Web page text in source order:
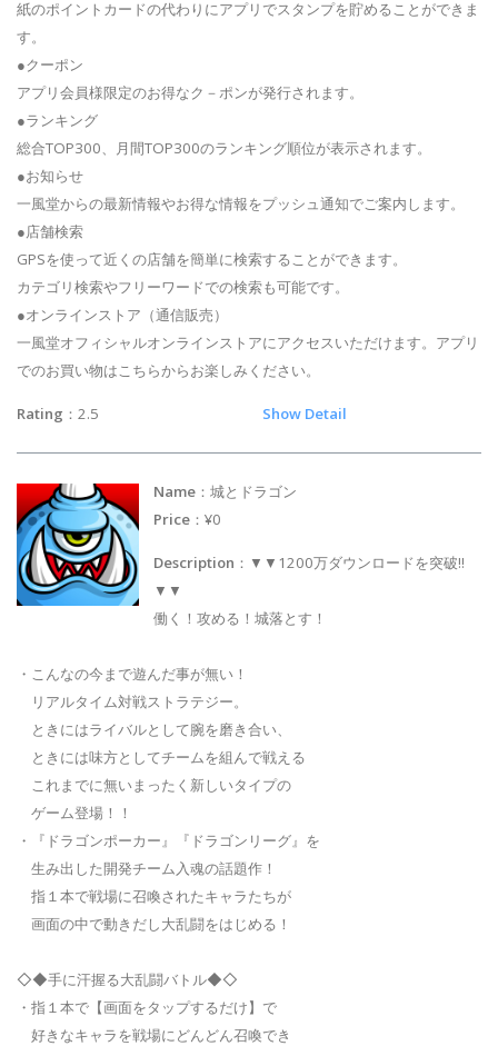
紙のポイントカードの代わりにアプリでスタンプを貯めることができま
す。
●クーポン
アプリ会員様限定のお得なク－ポンが発行されます。
●ランキング
総合TOP300、月間TOP300のランキング順位が表示されます。
●お知らせ
一風堂からの最新情報やお得な情報をプッシュ通知でご案内します。
●店舗検索
GPSを使って近くの店舗を簡単に検索することができます。
カテゴリ検索やフリーワードでの検索も可能です。
●オンラインストア（通信販売）
一風堂オフィシャルオンラインストアにアクセスいただけます。アプリ
でのお買い物はこちらからお楽しみください。
Rating ：2.5 Show Detail
Name ：城とドラゴン
Price ：¥0
Description ：▼▼1200万ダウンロードを突破!!
▼▼
働く！攻める！城落とす！
・こんなの今まで遊んだ事が無い！
リアルタイム対戦ストラテジー。
ときにはライバルとして腕を磨き合い、
ときには味方としてチームを組んで戦える
これまでに無いまったく新しいタイプの
ゲーム登場！！
・『ドラゴンポーカー』『ドラゴンリーグ』を
生み出した開発チーム入魂の話題作！
指１本で戦場に召喚されたキャラたちが
画面の中で動きだし大乱闘をはじめる！
◇◆手に汗握る大乱闘バトル◆◇
・指１本で【画面をタップするだけ】で
好きなキャラを戦場にどんどん召喚でき